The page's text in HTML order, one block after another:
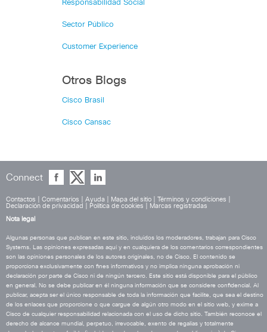
Responsabilidad Social
Sector Público
Customer Experience
Otros Blogs
Cisco Brasil
Cisco Cansac
Connect
Contactos Comentarios Ayuda Mapa del sitio Términos y condiciones
Declaración de privacidad
Política de cookies
Marcas registradas
Nota legal
Algunas personas que publican en este sitio, incluidos los moderadores, trabajan para Cisco
Systems. Las opiniones expresadas aquí y en cualquiera de los comentarios correspondientes
son las opiniones personales de los autores originales, no de Cisco. El contenido se
proporciona exclusivamente con fines informativos y no implica ninguna aprobación ni
declaración por parte de Cisco ni de ningún tercero. Este sitio está disponible para el público
en general. No se debe publicar en él ninguna información que se considere confidencial. Al
publicar, acepta ser el único responsable de toda la información que facilite, que sea el destino
de los enlaces que proporcione o que cargue de algún otro modo en el sitio web, y exime a
Cisco de cualquier responsabilidad relacionada con el uso de dicho sitio. También reconoce el
derecho de alcance mundial, perpetuo, irrevocable, exento de regalías y totalmente